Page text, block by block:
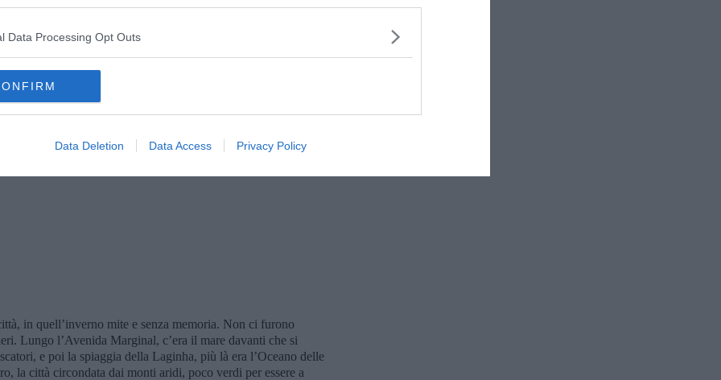
Data Processing Opt Outs
Data Deletion Data Access Privacy Policy
sempre.
i biglietti con le frasi di Montale sulla panchina dove mi
da scoprire. Ora mi sento pedinata e spiata. Non mi va.
in quell’inverno mite e senza memoria. Non ci furono
Lungo l’Avenida Marginal, c’era il mare davanti che si
e poi la spiaggia della Laginha, più là era l’Oceano delle
la città circondata dai monti aridi, poco verdi per essere a